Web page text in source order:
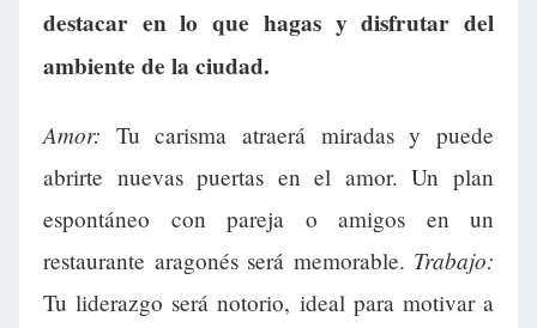
destacar en lo que hagas y disfrutar del
ambiente de la ciudad.
Amor: Tu carisma atraerá miradas y puede
abrirte nuevas puertas en el amor. Un plan
espontáneo con pareja o amigos en un
restaurante aragonés será memorable. Trabajo:
Tu liderazgo será notorio, ideal para motivar a